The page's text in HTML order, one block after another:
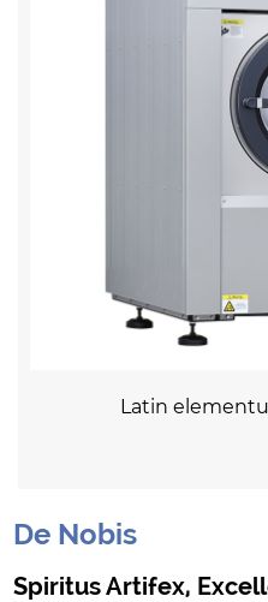
Latin
De Nobis
Spiritus Artifex,